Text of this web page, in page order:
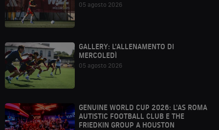
05 agosto 2026
GALLERY: L'ALLENAMENTO DI
MERCOLEDÌ
05 agosto 2026
GENUINE WORLD CUP 2026: L'AS ROMA
AUTISTIC FOOTBALL CLUB E THE
FRIEDKIN GROUP A HOUSTON